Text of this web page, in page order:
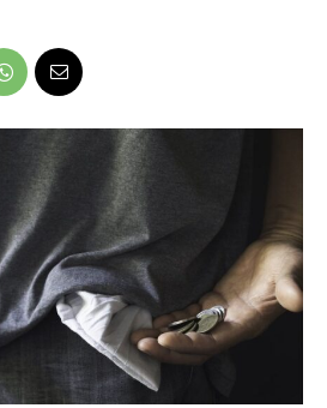
Comunicação
Popular
–
AL